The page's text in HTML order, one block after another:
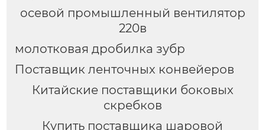
осевой промышленный вентилятор
220в
молотковая дробилка зубр
Поставщик ленточных конвейеров
Китайские поставщики боковых
скребков
Купить поставщика шаровой